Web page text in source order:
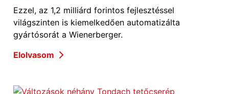
Ezzel, az 1,2 milliárd forintos fejlesztéssel
világszinten is kiemelkedően automatizálta
gyártósorát a Wienerberger.
Elolvasom